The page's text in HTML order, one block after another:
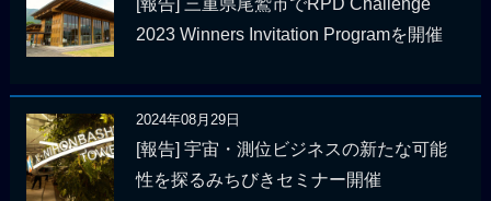
[報告] 三重県尾鷲市でRPD Challenge
2023 Winners Invitation Programを開催
2024年08月29日
[報告] 宇宙・測位ビジネスの新たな可能
性を探るみちびきセミナー開催